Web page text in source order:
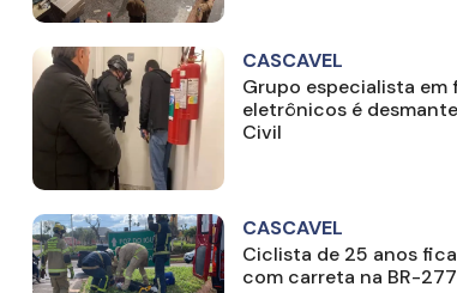
CASCAVEL
Grupo especialista
eletrônicos é
Civil
CASCAVEL
Ciclista de 25 anos
com carreta na BR-